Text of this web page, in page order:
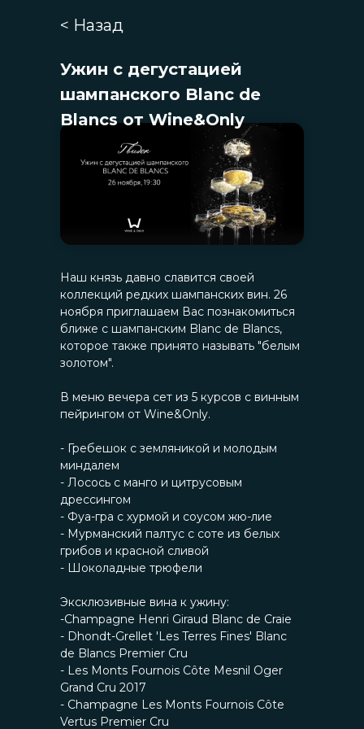
Ужин с дегустацией
шампанского Blanc de
Blancs от Wine&Only
Наш князь давно славится своей
коллекций редких шампанских вин. 26
ноября приглашаем Вас познакомиться
ближе с шампанским Blanc de Blancs,
которое также принято называть "белым
золотом".
В меню вечера сет из 5 курсов с винным
пейрингом от Wine&Only.
- Гребешок с земляникой и молодым
миндалем
- Лосось с манго и цитрусовым
дрессингом
- Фуа-гра с хурмой и соусом жю-лие
- Мурманский палтус с соте из белых
грибов и красной сливой
- Шоколадные трюфели
Эксклюзивные вина к ужину:
-Champagne Henri Giraud Blanc de Craie
- Dhondt-Grellet 'Les Terres Fines' Blanc
de Blancs Premier Cru
- Les Monts Fournois Côte Mesnil Oger
Grand Cru 2017
- Champagne Les Monts Fournois Côte
Vertus Premier Cru
< Назад